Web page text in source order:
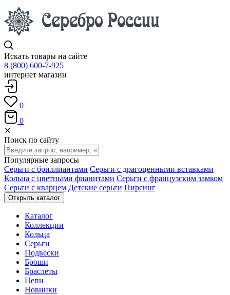
Искать товары на сайте
8 (800) 600-7-925
интернет магазин
0
0
✕
Поиск по сайту
Популярные запросы
Серьги с бриллиантами Серьги с драгоценными вставками
Кольца с цветными фианитами Серьги с французским замком
Серьги с кварцем Детские серьги Пирсинг
Открыть каталог
Каталог
Коллекции
Кольца
Серьги
Подвески
Броши
Браслеты
Цепи
Новинки